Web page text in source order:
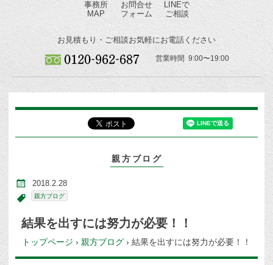
事務所
MAP
お問合せ
フォーム
LINEで
ご相談
お見積もり・ご相談お気軽にお電話ください
営業時間 9:00〜19:00
親方ブログ
2018.2.28
親方ブログ
結果を出すには努力が必要！！
トップページ › 親方ブログ › 結果を出すには努力が必要！！